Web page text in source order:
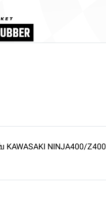
KAWASAKI NINJA400/Z400